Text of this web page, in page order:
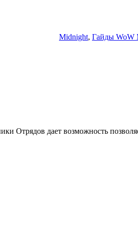
Midnight, Гайды WoW
Отрядов дает возможность